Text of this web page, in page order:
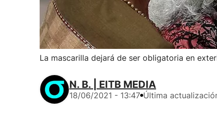
La mascarilla dejará de ser obligatoria en
N. B. | EITB MEDIA
18/06/2021 - 13:47 Última